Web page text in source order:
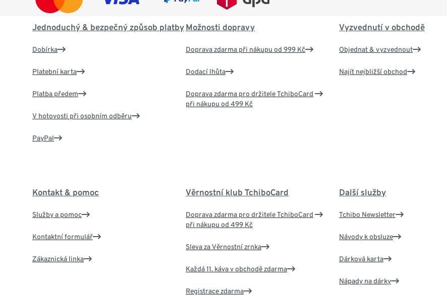
Jednoduchý & bezpečný způsob platby
Dobírka
Platební karta
Platba předem
V hotovosti při osobním odběru
PayPal
Možnosti dopravy
Doprava zdarma při nákupu od 999 Kč
Dodací lhůta
Doprava zdarma pro držitele TchiboCard
při nákupu od 499 Kč
Vyzvednutí v obchodě
Objednat & vyzvednout
Najít nejbližší obchod
Kontakt & pomoc
Služby a pomoc
Kontaktní formulář
Zákaznická linka
Věrnostní klub TchiboCard
Doprava zdarma pro držitele TchiboCard
při nákupu od 499 Kč
Sleva za Věrnostní zrnka
Každá 11. káva v obchodě zdarma
Registrace zdarma
Další služby
Tchibo Newsletter
Návody k obsluze
Dárková karta
Nápady na dárky